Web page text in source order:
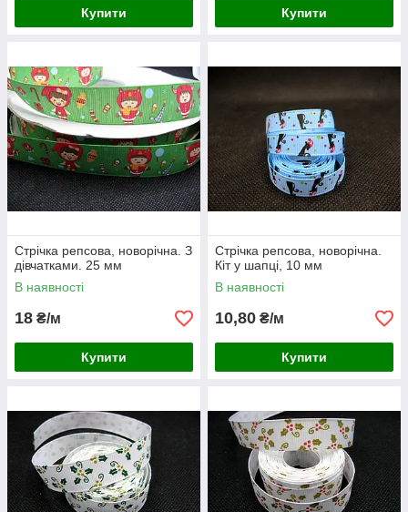
Купити Купити
Стрічка репсова, новорічна. З
дівчатками. 25 мм
В наявності
18 ₴/м
Купити
Стрічка репсова, новорічна.
Кіт у шапці, 10 мм
В наявності
10,80 ₴/м
Купити